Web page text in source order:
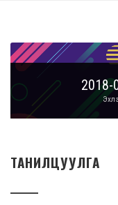
2018-
ТАНИЛЦУУЛГА